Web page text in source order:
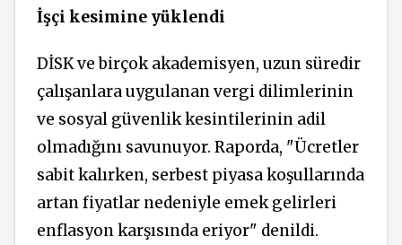
İşçi kesimine yüklendi
DİSK ve birçok akademisyen, uzun süredir
çalışanlara uygulanan vergi dilimlerinin
ve sosyal güvenlik kesintilerinin adil
olmadığını savunuyor. Raporda, "Ücretler
sabit kalırken, serbest piyasa koşullarında
artan fiyatlar nedeniyle emek gelirleri
enflasyon karşısında eriyor" denildi.